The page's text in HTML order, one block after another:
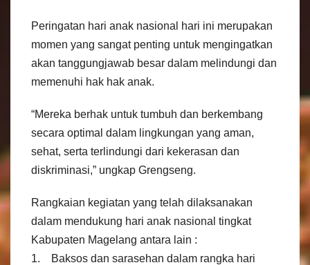
Peringatan hari anak nasional hari ini merupakan
momen yang sangat penting untuk mengingatkan
akan tanggungjawab besar dalam melindungi dan
memenuhi hak hak anak.
“Mereka berhak untuk tumbuh dan berkembang
secara optimal dalam lingkungan yang aman,
sehat, serta terlindungi dari kekerasan dan
diskriminasi,” ungkap Grengseng.
Rangkaian kegiatan yang telah dilaksanakan
dalam mendukung hari anak nasional tingkat
Kabupaten Magelang antara lain :
1. Baksos dan sarasehan dalam rangka hari